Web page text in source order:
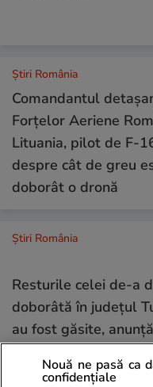
Știri România
Comandantul
Forțelor Aeriene
Lituania, pilot de F-
despre cât de greu
doborât o dronă
Știri România
Resturile celei de-a
doborâtă în județul
au fost găsite,
Nouă ne pasă ca
confidențiale